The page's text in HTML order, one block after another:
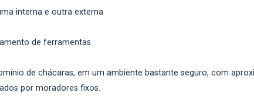
interna e outra externa
de ferramentas
de chácaras, em um ambiente bastante seguro, com
por moradores fixos.